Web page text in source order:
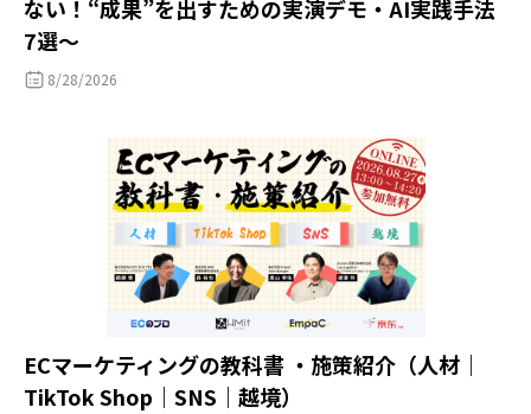
ない！“成果”を出すための実演デモ・AI実践手法
7選～
8/28/2026
ECマーケティングの教科書 ・施策紹介（人材｜
TikTok Shop｜SNS｜越境）